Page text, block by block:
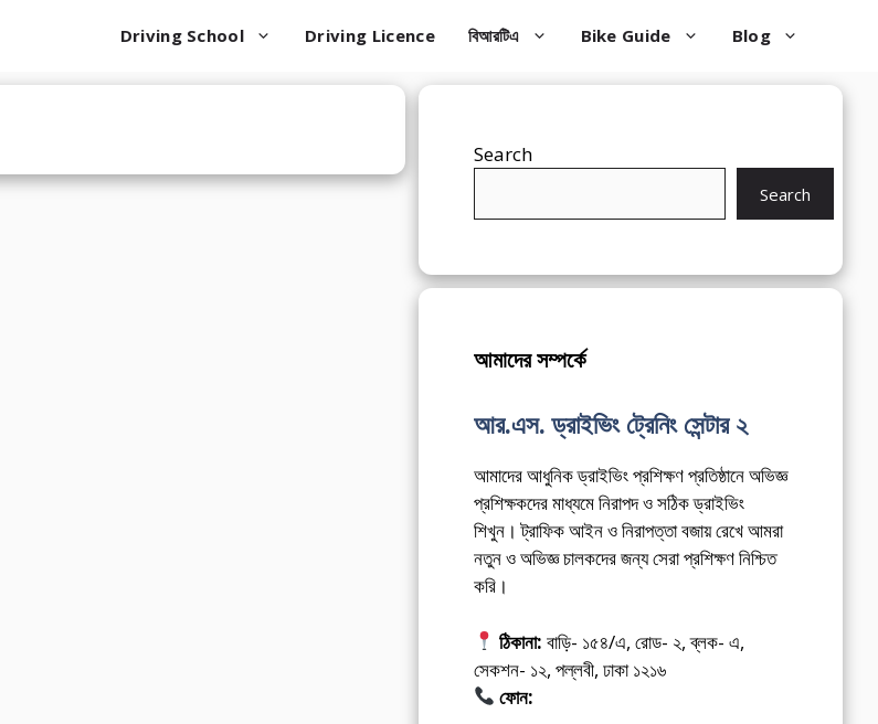
Driving School Driving Licence বিআরটিএ Bike Guide Blog
Search
Search
আমাদের সম্পর্কে
আর.এস. ড্রাইভিং ট্রেনিং সেন্টার ২
আমাদের আধুনিক ড্রাইভিং প্রশিক্ষণ প্রতিষ্ঠানে অভিজ্ঞ
প্রশিক্ষকদের মাধ্যমে নিরাপদ ও সঠিক ড্রাইভিং
শিখুন। ট্রাফিক আইন ও নিরাপত্তা বজায় রেখে আমরা
নতুন ও অভিজ্ঞ চালকদের জন্য সেরা প্রশিক্ষণ নিশ্চিত
করি।
ঠিকানা: বাড়ি- ১৫৪/এ, রোড- ২, ব্লক- এ,
সেকশন- ১২, পল্লবী, ঢাকা ১২১৬
ফোন: